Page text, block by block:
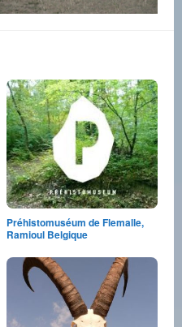
Préhistomuséum de Flemalle,
Ramioul Belgique